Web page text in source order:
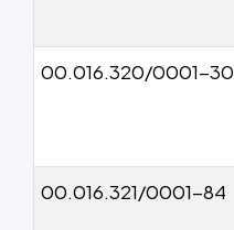
00.016.320/0001-30
00.016.321/0001-84